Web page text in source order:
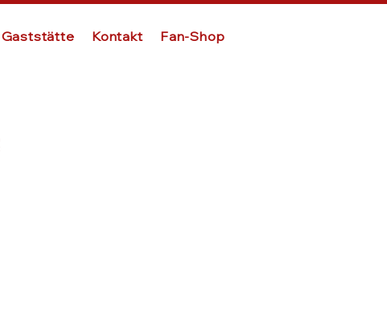
Gaststätte Kontakt Fan-Shop